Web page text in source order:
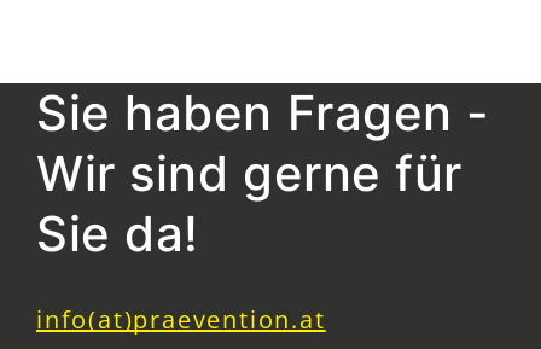
Sie haben Fragen -
Wir sind gerne für
Sie da!
info(at)praevention.at